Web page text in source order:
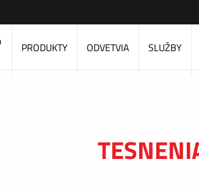
PRODUKTY ODVETVIA SLUŽBY